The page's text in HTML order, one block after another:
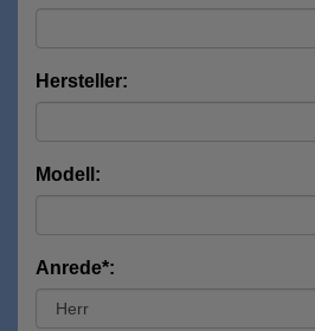
Hersteller:
Modell:
Anrede*: